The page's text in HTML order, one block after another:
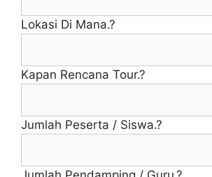
Lokasi Di Mana.?
Kapan Rencana Tour.?
Jumlah Peserta / Siswa.?